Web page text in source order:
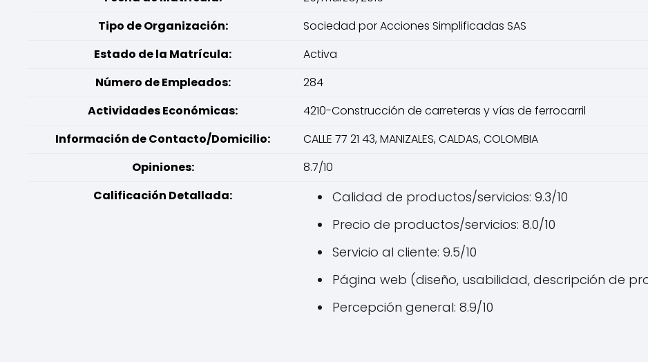
Tipo de Organización:
Sociedad por Acciones Simplificadas SAS
Estado de la Matrícula:
Activa
Número de Empleados:
284
Actividades Económicas:
4210-Construcción de carreteras y vías de ferrocarril
Información de Contacto/Domicilio:
CALLE 77 21 43, MANIZALES, CALDAS, COLOMBIA
Opiniones:
8.7/10
Calificación Detallada:
Calidad de productos/servicios: 9.3/10
Precio de productos/servicios: 8.0/10
Servicio al cliente: 9.5/10
Página web (diseño, usabilidad, descripción de
Percepción general: 8.9/10